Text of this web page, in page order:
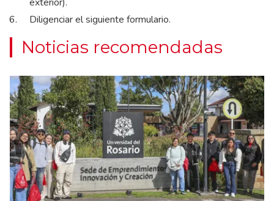
Diligenciar el siguiente formulario.
Noticias recomendadas